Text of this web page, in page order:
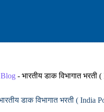
Blog- भारतीय डाक विभागात
डाक विभागात भरती ( India